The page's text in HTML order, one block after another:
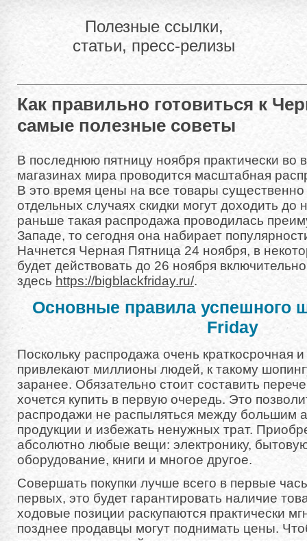
Полезные ссылки,
статьи, пресс-релизы
Как правильно готовиться к
самые полезные советы
В последнюю пятницу ноября практически во
магазинах мира проводится масштабная
В это время цены на все товары
отдельных случаях скидки могут доходить
раньше такая распродажа проводилась
Западе, то сегодня она набирает
Начнется Черная Пятница 24 ноября, в
будет действовать до 26 ноября
здесь https://bigblackfriday.ru/.
Основные правила успешного
Friday
Поскольку распродажа очень краткосрочная
привлекают миллионы людей, к такому
заранее. Обязательно стоит составить
хочется купить в первую очередь. Это
распродажи не распыляться между большим
продукции и избежать ненужных трат.
абсолютно любые вещи: электронику,
оборудование, книги и многое другое.
Совершать покупки лучше всего в первые
первых, это будет гарантировать наличие
ходовые позиции раскупаются практически
позднее продавцы могут поднимать цены.